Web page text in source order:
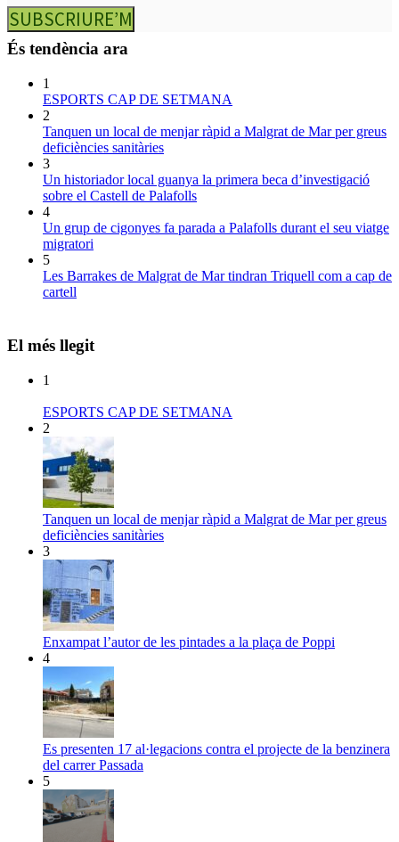
SUBSCRIURE’M
És tendència ara
1
ESPORTS CAP DE SETMANA
2
Tanquen un local de menjar ràpid a Malgrat de Mar per greus
deficiències sanitàries
3
Un historiador local guanya la primera beca d’investigació
sobre el Castell de Palafolls
4
Un grup de cigonyes fa parada a Palafolls durant el seu viatge
migratori
5
Les Barrakes de Malgrat de Mar tindran Triquell com a cap de
cartell
El més llegit
1
ESPORTS CAP DE SETMANA
2
Tanquen un local de menjar ràpid a Malgrat de Mar per greus
deficiències sanitàries
3
Enxampat l’autor de les pintades a la plaça de Poppi
4
Es presenten 17 al·legacions contra el projecte de la benzinera
del carrer Passada
5